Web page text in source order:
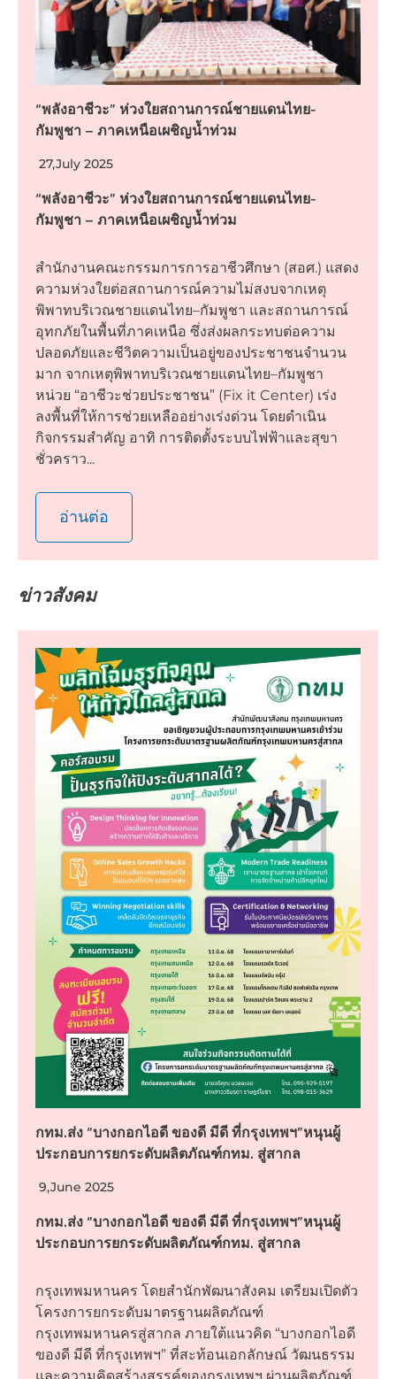
“พลังอาชีวะ” ห่วงใยสถานการณ์ชายแดนไทย-
กัมพูชา – ภาคเหนือเผชิญน้ำท่วม
27,July 2025
“พลังอาชีวะ” ห่วงใยสถานการณ์ชายแดนไทย-
กัมพูชา – ภาคเหนือเผชิญน้ำท่วม
สำนักงานคณะกรรมการการอาชีวศึกษา (สอศ.) แสดง
ความห่วงใยต่อสถานการณ์ความไม่สงบจากเหตุ
พิพาทบริเวณชายแดนไทย–กัมพูชา และสถานการณ์
อุทกภัยในพื้นที่ภาคเหนือ ซึ่งส่งผลกระทบต่อความ
ปลอดภัยและชีวิตความเป็นอยู่ของประชาชนจำนวน
มาก จากเหตุพิพาทบริเวณชายแดนไทย–กัมพูชา
หน่วย “อาชีวะช่วยประชาชน” (Fix it Center) เร่ง
ลงพื้นที่ให้การช่วยเหลืออย่างเร่งด่วน โดยดำเนิน
กิจกรรมสำคัญ อาทิ การติดตั้งระบบไฟฟ้าและสุขา
ชั่วคราว...
อ่านต่อ
ข่าวสังคม
กทม.ส่ง “บางกอกไอดี ของดี มีดี ที่กรุงเทพฯ”หนุนผู้
ประกอบการยกระดับผลิตภัณฑ์กทม. สู่สากล
9,June 2025
กทม.ส่ง “บางกอกไอดี ของดี มีดี ที่กรุงเทพฯ”หนุนผู้
ประกอบการยกระดับผลิตภัณฑ์กทม. สู่สากล
กรุงเทพมหานคร โดยสำนักพัฒนาสังคม เตรียมเปิดตัว
โครงการยกระดับมาตรฐานผลิตภัณฑ์
กรุงเทพมหานครสู่สากล ภายใต้แนวคิด “บางกอกไอดี
ของดี มีดี ที่กรุงเทพฯ” ที่สะท้อนเอกลักษณ์ วัฒนธรรม